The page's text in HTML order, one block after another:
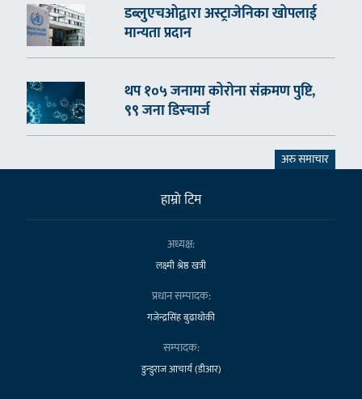
डब्लुएचओद्वारा अस्ट्राजेनिका खोपलाई
मान्यता प्रदान
थप १०५ जनामा कोरोना संक्रमण पुष्टि,
९९ जना डिस्चार्ज
अरु समाचार
हाम्राे टिम
अध्यक्ष:
लक्ष्मी श्रेष्ठ खत्री
प्रधान सम्पादक:
गजेन्द्रसिंह बुढाथोकी
सम्पादक:
डुन्डुराज आचार्य (डीआर)